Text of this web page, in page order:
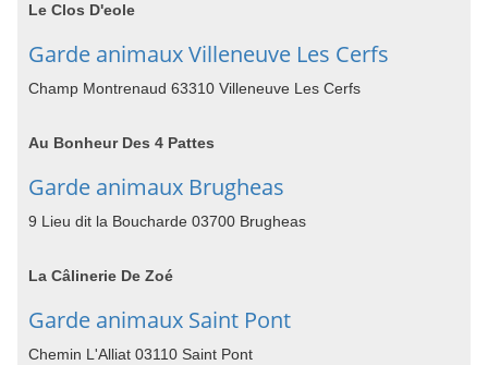
Le Clos D'eole
Garde animaux Villeneuve Les Cerfs
Champ Montrenaud 63310 Villeneuve Les Cerfs
Au Bonheur Des 4 Pattes
Garde animaux Brugheas
9 Lieu dit la Boucharde 03700 Brugheas
La Câlinerie De Zoé
Garde animaux Saint Pont
Chemin L'Alliat 03110 Saint Pont